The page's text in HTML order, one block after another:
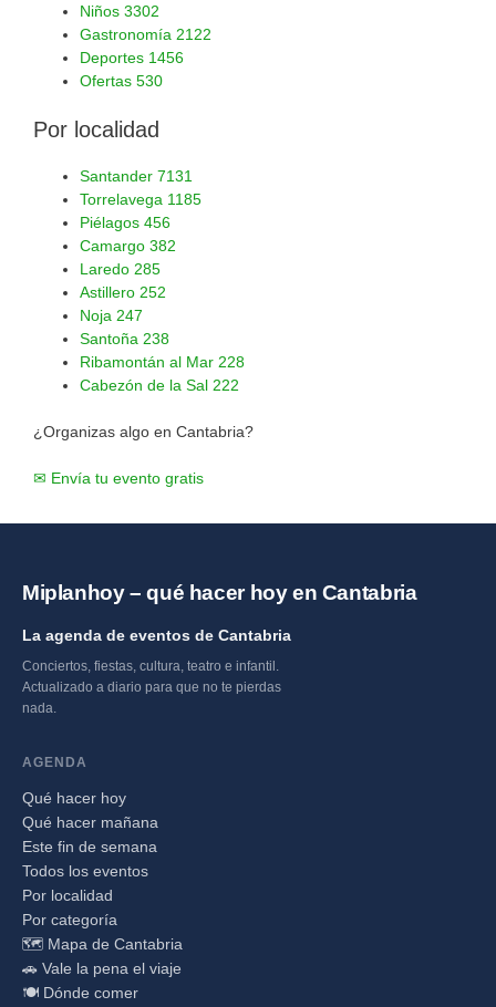
Niños 3302
Gastronomía 2122
Deportes 1456
Ofertas 530
Por localidad
Santander 7131
Torrelavega 1185
Piélagos 456
Camargo 382
Laredo 285
Astillero 252
Noja 247
Santoña 238
Ribamontán al Mar 228
Cabezón de la Sal 222
¿Organizas algo en Cantabria?
✉ Envía tu evento gratis
Miplanhoy – qué hacer hoy en Cantabria
La agenda de eventos de Cantabria
Conciertos, fiestas, cultura, teatro e infantil.
Actualizado a diario para que no te pierdas
nada.
AGENDA
Qué hacer hoy
Qué hacer mañana
Este fin de semana
Todos los eventos
Por localidad
Por categoría
🗺️ Mapa de Cantabria
🚗 Vale la pena el viaje
🍽️ Dónde comer